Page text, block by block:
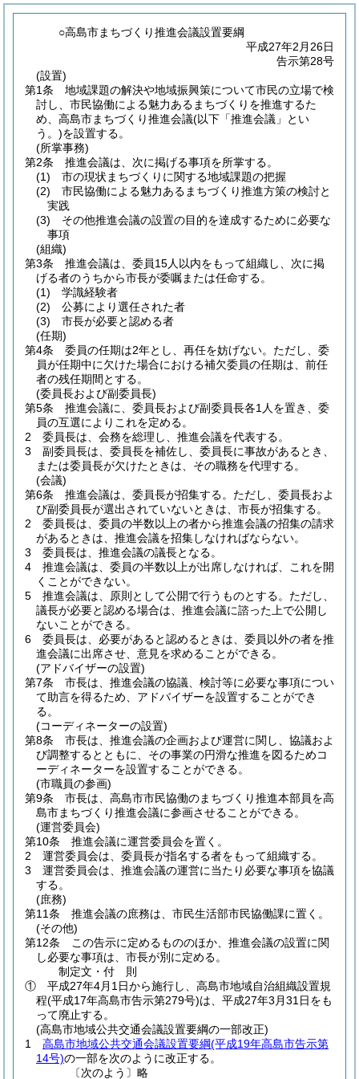
○高島市まちづくり推進会議設置要綱
平成27年2月26日
告示第28号
(設置)
第1条
地域課題の解決や地域振興策について市民の立場で検
討し、市民協働による魅力あるまちづくりを推進するた
め、高島市まちづくり推進会議(以下「推進会議」とい
う。)を設置する。
(所掌事務)
第2条
推進会議は、次に掲げる事項を所掌する。
(1)
市の現状まちづくりに関する地域課題の把握
(2)
市民協働による魅力あるまちづくり推進方策の検討と
実践
(3)
その他推進会議の設置の目的を達成するために必要な
事項
(組織)
第3条
推進会議は、委員15人以内をもって組織し、次に掲
げる者のうちから市長が委嘱または任命する。
(1)
学識経験者
(2)
公募により選任された者
(3)
市長が必要と認める者
(任期)
第4条
委員の任期は2年とし、再任を妨げない。 ただし、委
員が任期中に欠けた場合における補欠委員の任期は、前任
者の残任期間とする。
(委員長および副委員長)
第5条
推進会議に、委員長および副委員長各1人を置き、委
員の互選によりこれを定める。
2
委員長は、会務を総理し、推進会議を代表する。
3
副委員長は、委員長を補佐し、委員長に事故があるとき、
または委員長が欠けたときは、その職務を代理する。
(会議)
第6条
推進会議は、委員長が招集する。 ただし、委員長およ
び副委員長が選出されていないときは、市長が招集する。
2
委員長は、委員の半数以上の者から推進会議の招集の請求
があるときは、推進会議を招集しなければならない。
3
委員長は、推進会議の議長となる。
4
推進会議は、委員の半数以上が出席しなければ、これを開
くことができない。
5
推進会議は、原則として公開で行うものとする。 ただし、
議長が必要と認める場合は、推進会議に諮った上で公開し
ないことができる。
6
委員長は、必要があると認めるときは、委員以外の者を推
進会議に出席させ、意見を求めることができる。
(アドバイザーの設置)
第7条
市長は、推進会議の協議、検討等に必要な事項につい
て助言を得るため、アドバイザーを設置することができ
る。
(コーディネーターの設置)
第8条
市長は、推進会議の企画および運営に関し、協議およ
び調整するとともに、その事業の円滑な推進を図るためコ
ーディネーターを設置することができる。
(市職員の参画)
第9条
市長は、高島市市民協働のまちづくり推進本部員を高
島市まちづくり推進会議に参画させることができる。
(運営委員会)
第10条
推進会議に運営委員会を置く。
2
運営委員会は、委員長が指名する者をもって組織する。
3
運営委員会は、推進会議の運営に当たり必要な事項を協議
する。
(庶務)
第11条
推進会議の庶務は、市民生活部市民協働課に置く。
(その他)
第12条
この告示に定めるもののほか、推進会議の設置に関
し必要な事項は、市長が別に定める。
制定文・ 付 則
①
平成27年4月1日から施行し、高島市地域自治組織設置規
程(平成17年高島市告示第279号)は、平成27年3月31日をも
って廃止する。
(高島市地域公共交通会議設置要綱の一部改正)
1
高島市地域公共交通会議設置要綱(平成19年高島市告示第
14号)の一部を次のように改正する。
〔次のよう〕略